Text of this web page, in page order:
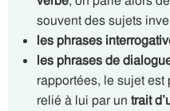
souvent des sujets
les phrases
lesphrases de
rapportées, le sujet est
relié à lui par un trait